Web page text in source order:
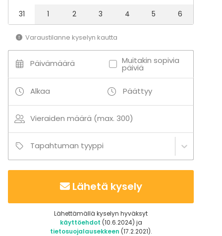
31
1 2 3 4 5 6
Varaustilanne kyselyn kautta
Päivämäärä Muitakin sopivia
päiviä
Alkaa Päättyy
Vieraiden määrä (max. 300)
Tapahtuman tyyppi
Lähetä kysely
Lähettämällä kyselyn hyväksyt
käyttöehdot (10.6.2024) ja
tietosuojalausekkeen (17.2.2021).